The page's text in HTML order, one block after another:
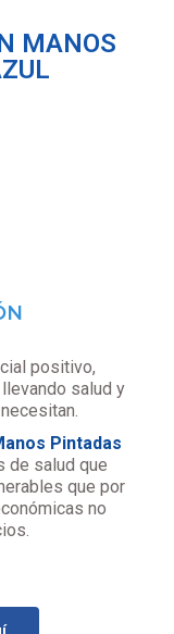
MANOS
positivo,
salud y
Pintadas
de salud que
que por
no